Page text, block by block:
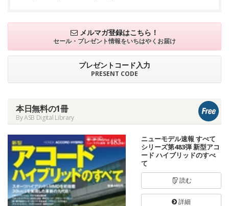
メルマガ登録はこちら！
セール・プレゼント情報をいちはやくお届け
プレゼントコード入力
PRESENT CODE
本日無料の1冊
By ASB Digital Library
ニューモデル速報 すべて
シリーズ第483弾 新型アコ
ード ハイブリッドのすべ
て
読む
詳細